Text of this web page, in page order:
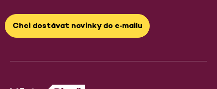
Chci dostávat novinky do e‑mailu